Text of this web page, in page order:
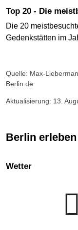
Top 20 - Die
Die 20
Gedenkstätten im
Quelle: Max-
Berlin.de
Aktualisierung: 13.
Berlin erleben
Wetter